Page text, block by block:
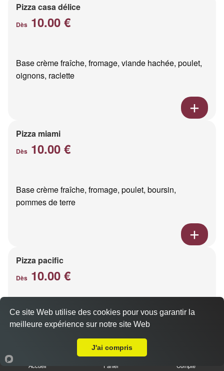
Pizza casa délice
Dès 10.00 €
Base crème fraîche, fromage, viande hachée, poulet,
oignons, raclette
Pizza miami
Dès 10.00 €
Base crème fraîche, fromage, poulet, boursin,
pommes de terre
Pizza pacific
Dès 10.00 €
Base crème fraîche, fromage, saumon fumé
Accueil Panier Compte
Ce site Web utilise des cookies pour vous garantir la
meilleure expérience sur notre site Web
J'ai compris